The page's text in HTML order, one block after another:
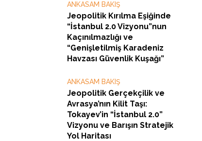
ANKASAM BAKIŞ
Jeopolitik Kırılma Eşiğinde
“İstanbul 2.0 Vizyonu”nun
Kaçınılmazlığı ve
“Genişletilmiş Karadeniz
Havzası Güvenlik Kuşağı”
ANKASAM BAKIŞ
Jeopolitik Gerçekçilik ve
Avrasya’nın Kilit Taşı:
Tokayev’in “İstanbul 2.0”
Vizyonu ve Barışın Stratejik
Yol Haritası